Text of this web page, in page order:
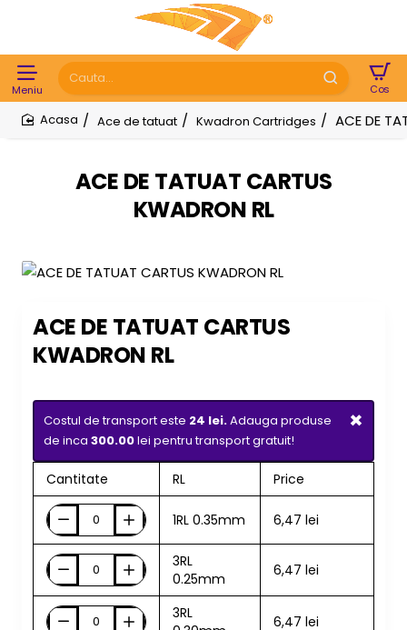
Cauta...
ACE DE TATUAT CARTUS
KWADRON RL
Ace de tatuat Kwadron Cartridges ACE DE
ACE DE TATUAT CARTUS
KWADRON RL
×
Costul de transport este 24 lei.Adauga produse
de inca 300.00lei pentru transport gratuit!
Cantitate RL Price
1RL 0.35mm 6,47 lei
3RL
0.25mm
6,47 lei
3RL
6,47 lei